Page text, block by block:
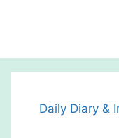
Daily Diary &